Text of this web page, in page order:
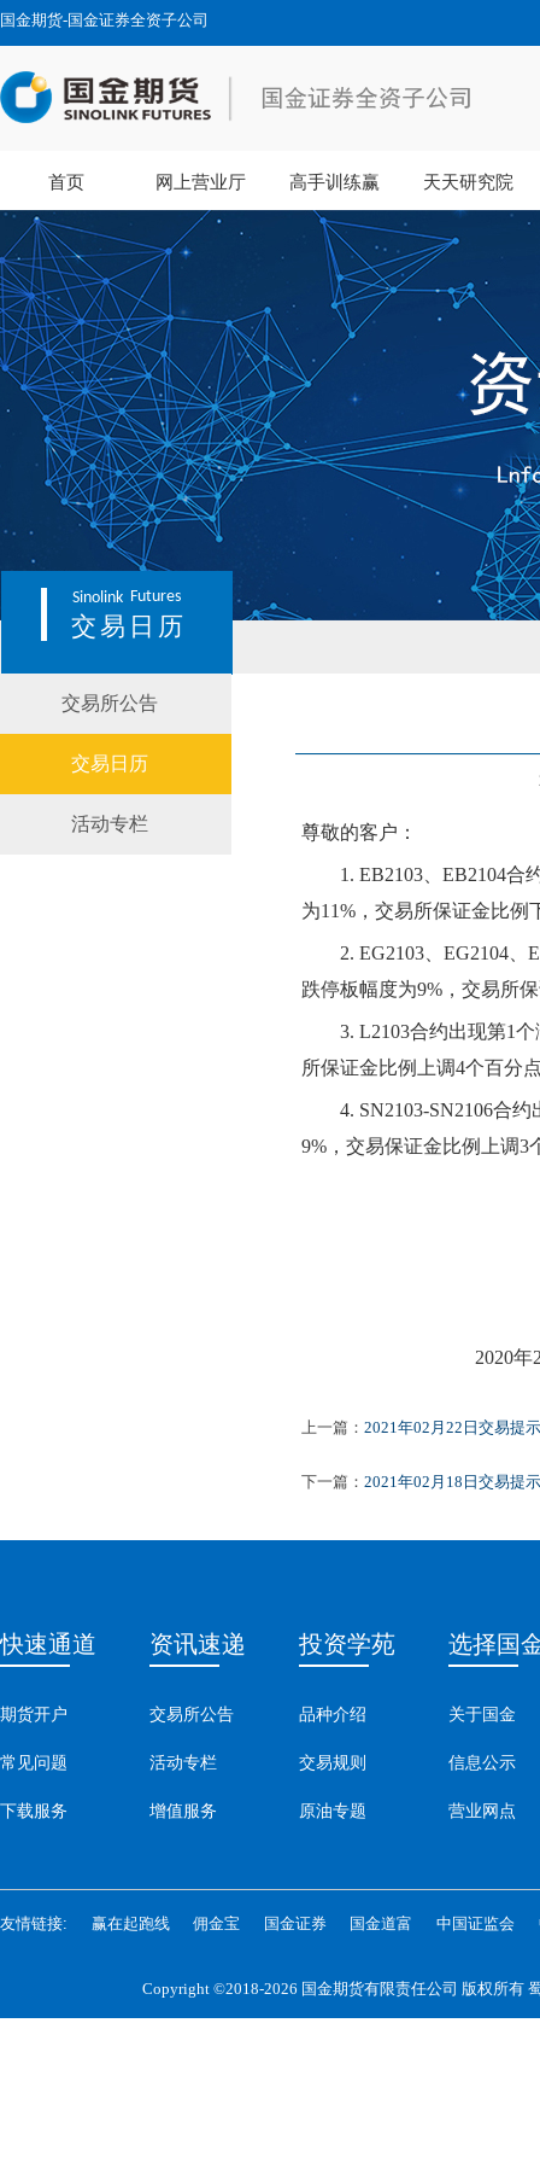
国金期货-国金证券全资子公司
首页 网上营业厅 高手训练赢 天天研究院
Sinolink Futures
交易日历
交易所公告
交易日历
活动专栏 尊敬的客户：
1. EB2103、EB2104合
为11%，交易所保证金比例
2. EG2103、EG2104、
跌停板幅度为9%，交易所
3. L2103合约出现第1个
所保证金比例
上调4个百分
4. SN2103-SN2106合
9%，交易保证金比例上调3
2020年
上一篇： 2021年02月22日交易提示
下一篇： 2021年02月18日交易提示
快速通道
期货开户
常见问题
下载服务
资讯速递
交易所公告
活动专栏
增值服务
投资学苑
品种介绍
交易规则
原油专题
选择国
关于国金
信息公示
营业网点
友情链接: 赢在起跑线 佣金宝 国金证券 国金道富 中国证监会
Copyright ©2018-2026 国金期货有限责任公司 版权所有